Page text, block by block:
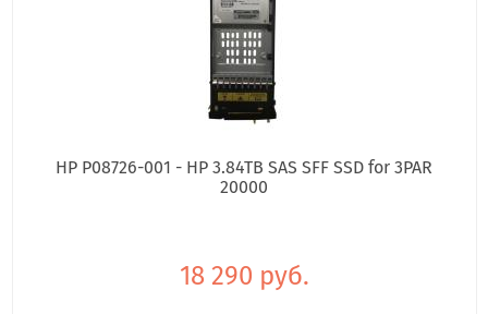
HP P08726-001 - HP 3.84TB SAS SFF SSD for 3PAR
20000
18 290 руб.